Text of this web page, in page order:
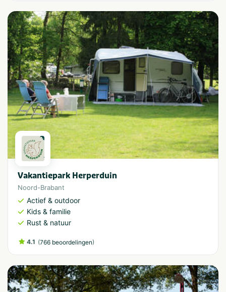
Vakantiepark Herperduin
Noord-Brabant
Actief & outdoor
Kids & familie
Rust & natuur
4.1 (766 beoordelingen)